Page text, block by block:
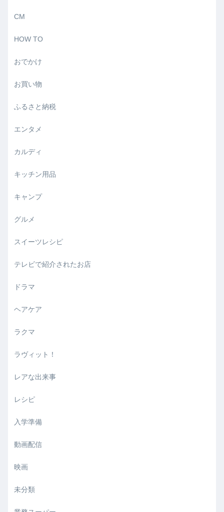
CM
HOW TO
おでかけ
お買い物
ふるさと納税
エンタメ
カルディ
キッチン用品
キャンプ
グルメ
スイーツレシピ
テレビで紹介されたお店
ドラマ
ヘアケア
ラクマ
ラヴィット！
レアな出来事
レシピ
入学準備
動画配信
映画
未分類